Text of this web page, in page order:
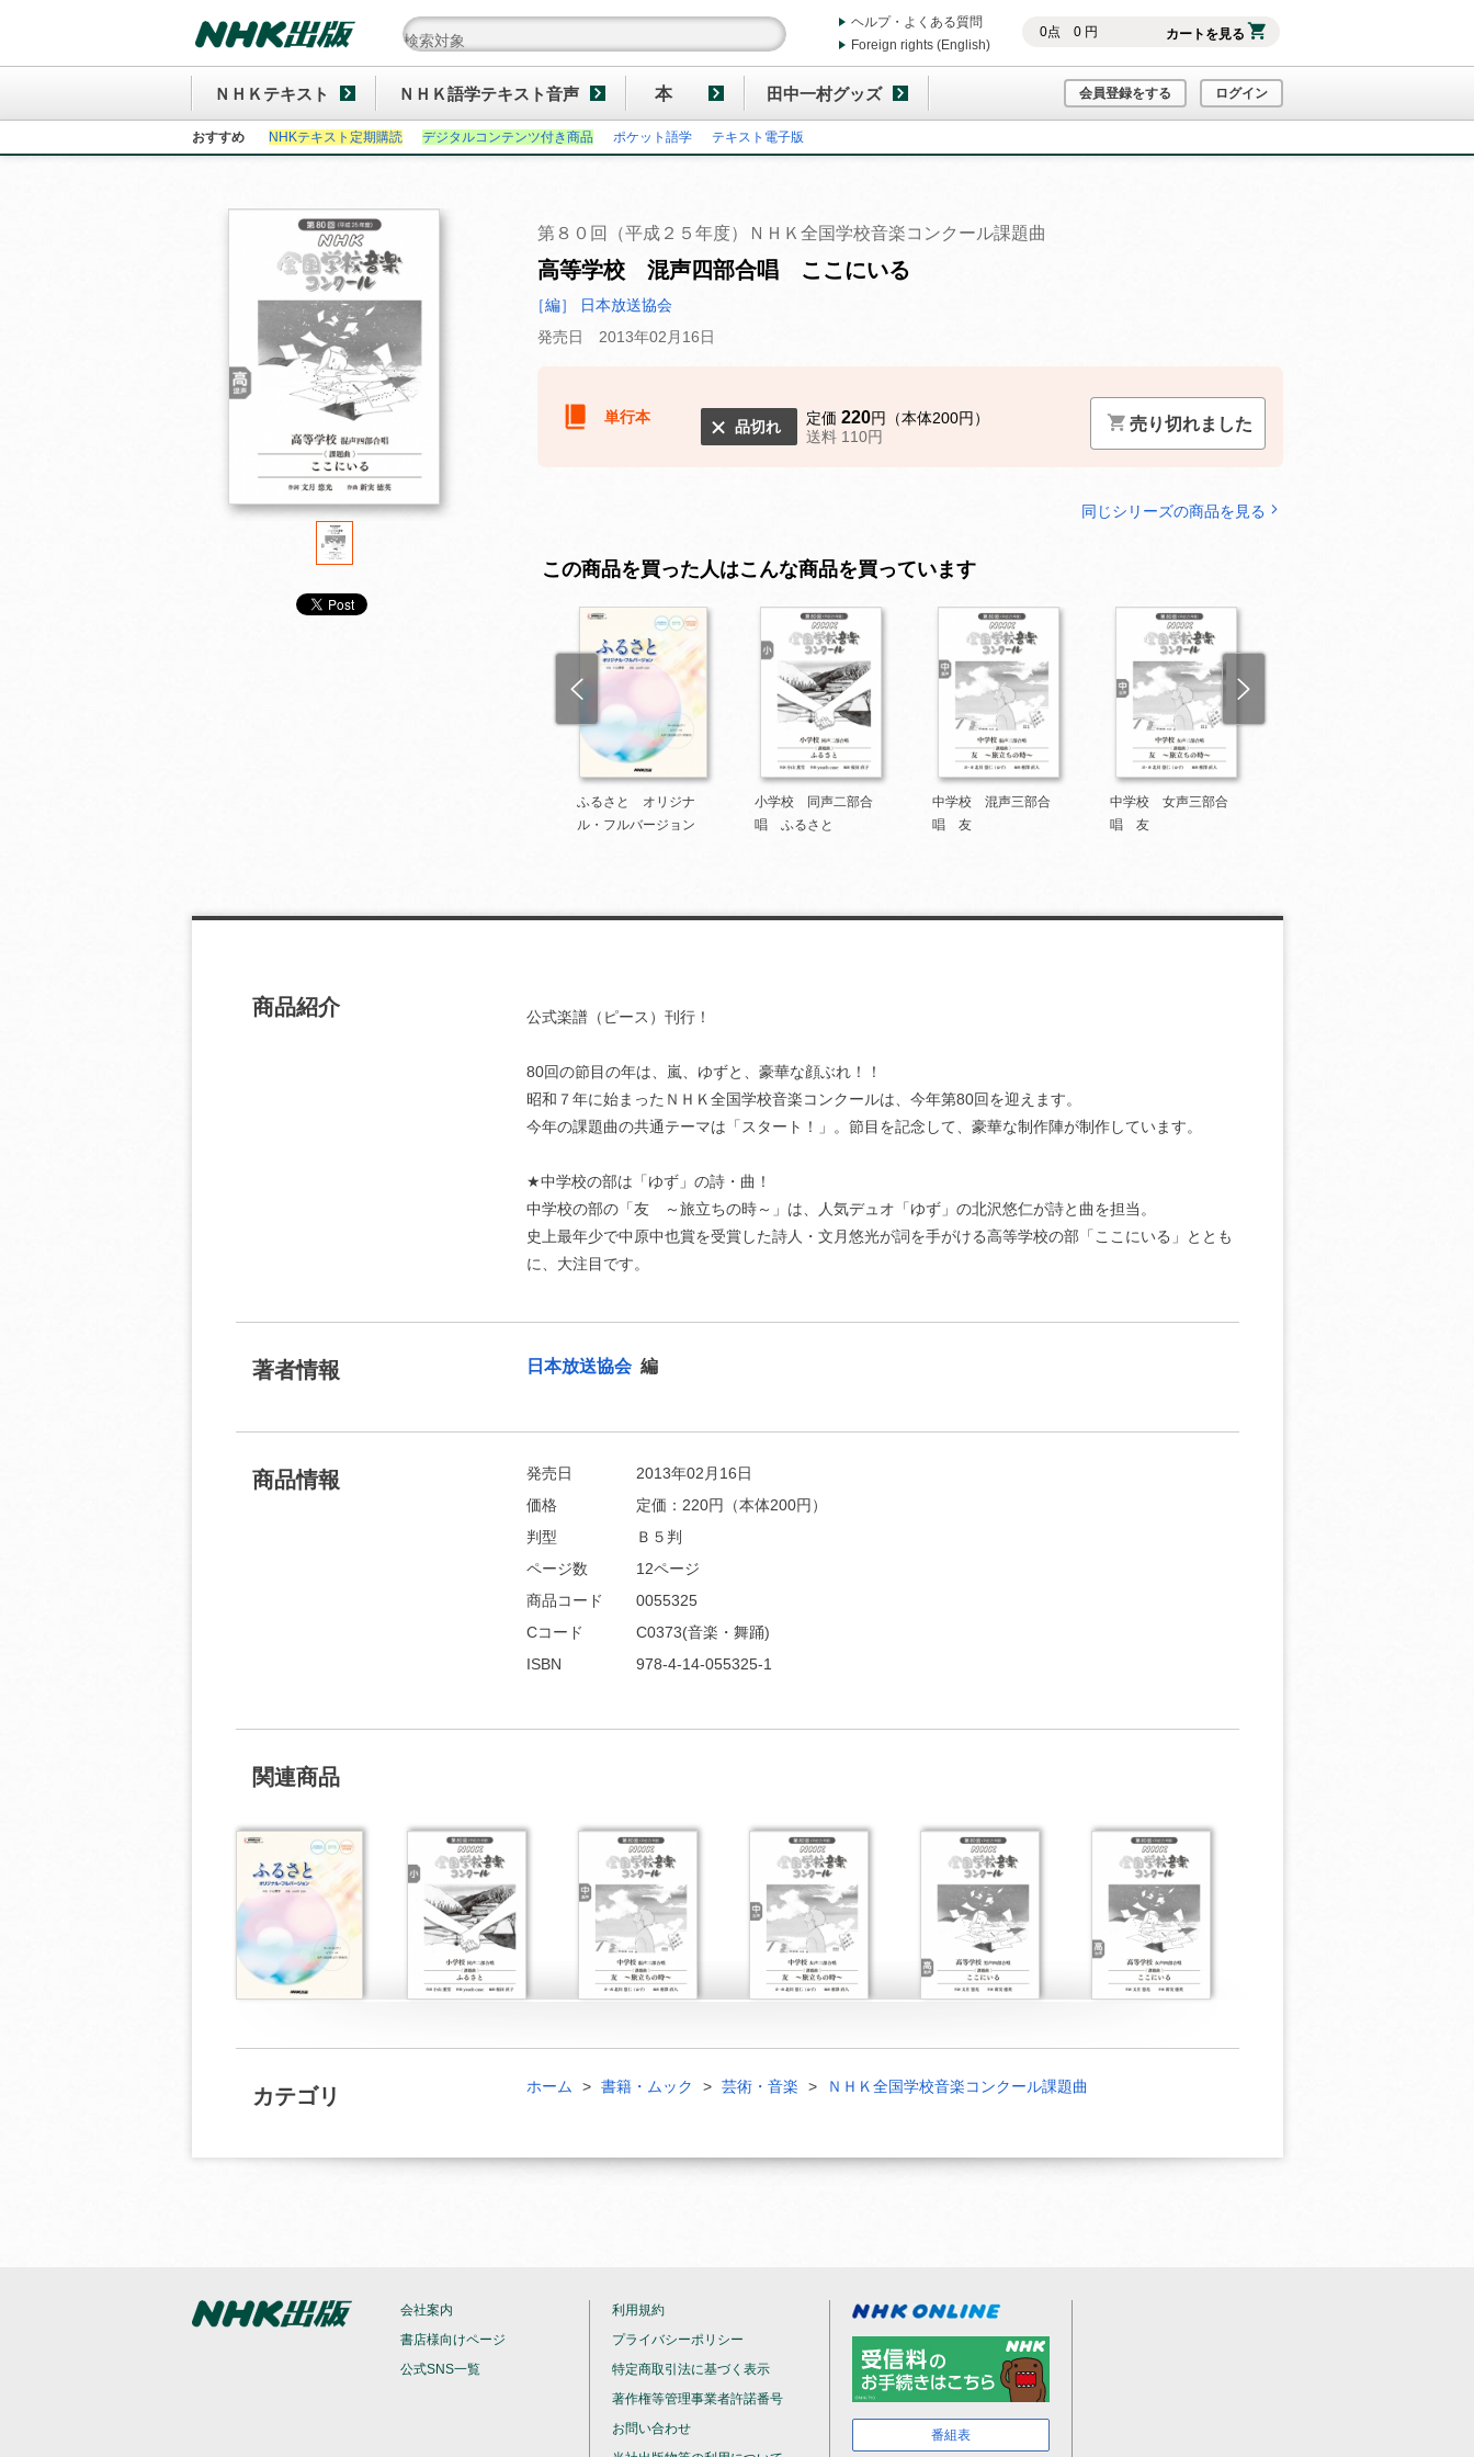
0点 0円 カートを見る
ヘルプ・よくある質問
Foreign rights (English)
ＮＨＫテキスト ＮＨＫ語学テキスト音声 本 田中一村グッズ 会員登録をする ログイン
おすすめ NHKテキスト定期購読 デジタルコンテンツ付き商品 ポケット語学 テキスト電子版
第８０回（平成２５年度）ＮＨＫ全国学校音楽コンクール課題曲
高等学校 混声四部合唱 ここにいる
［編］ 日本放送協会
発売日 2013年02月16日
単行本
品切れ 定価 220円（本体200円）
送料 110円
売り切れました
同じシリーズの商品を見る
この商品を買った人はこんな商品を買っています
ふるさと オリジナ
ル・フルバージョン
小学校 同声二部合
唱 ふるさと
中学校 混声三部合
唱 友
中学校 女声三部合
唱 友
商品紹介 公式楽譜（ピース）刊行！
80回の節目の年は、嵐、ゆずと、豪華な顔ぶれ！！
昭和７年に始まったＮＨＫ全国学校音楽コンクールは、今年第80回を迎えます。
今年の課題曲の共通テーマは「スタート！」。節目を記念して、豪華な制作陣が制作しています。
★中学校の部は「ゆず」の詩・曲！
中学校の部の「友 ～旅立ちの時～」は、人気デュオ「ゆず」の北沢悠仁が詩と曲を担当。
史上最年少で中原中也賞を受賞した詩人・文月悠光が詞を手がける高等学校の部「ここにいる」ととも
に、大注目です。
著者情報 日本放送協会 編
商品情報 発売日
2013年02月16日
価格
定価： 220円（本体200円）
判型
Ｂ５判
ページ数
12ページ
商品コード
0055325
Cコード
C0373(音楽・舞踊)
ISBN
978-4-14-055325-1
関連商品
カテゴリ ホーム 書籍・ムック 芸術・音楽 ＮＨＫ全国学校音楽コンクール課題曲
会社案内
書店様向けページ
公式SNS一覧
利用規約
プライバシーポリシー
特定商取引法に基づく表示
著作権等管理事業者許諾番号
お問い合わせ
番組表